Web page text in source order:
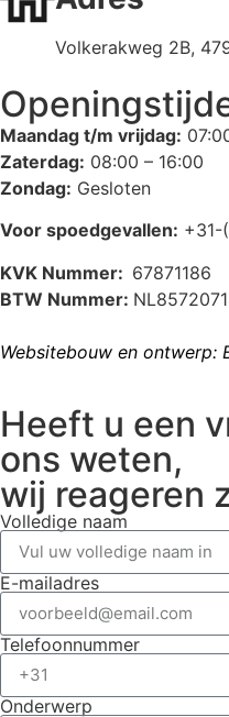
Volkerakweg 2B,
Maandag t/m vrijdag:
Zaterdag: 08:00 – 16:00
Zondag: Gesloten
Voor spoedgevallen: +31-
KVK Nummer: 67871186
BTW Nummer:
Websitebouw en ontwerp:
Heeft u een
ons weten,
wij reageren
Volledige naam
E-mailadres
Telefoonnummer
Onderwerp